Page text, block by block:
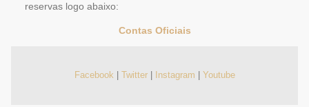
reservas logo abaixo:
Contas Oficiais
Facebook Twitter| Instagram Youtube